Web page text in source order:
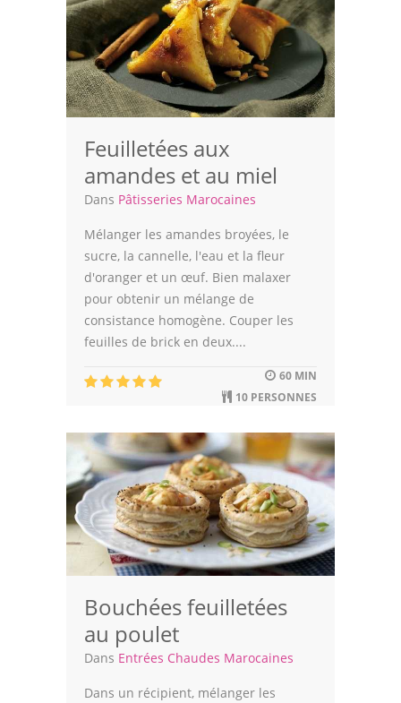
Volailles
Poissons
Soupes
Pâtisseries
Epices
Recettes Marocaine
Couscous
Tajines
Viandes
Poissons
Cuisines Orientales
Pâtisseries Orientales
Recettes marocaine
Cuisine Algérienne
Cuisine Tunisienne
Cuisine Juive
Cuisine Libanaise
Feuilletées aux
amandes et au miel
Dans Pâtisseries Marocaines
Mélanger les amandes broyées, le
sucre, la cannelle, l'eau et la fleur
d'oranger et un œuf. Bien malaxer
pour obtenir un mélange de
consistance homogène. Couper les
feuilles de brick en deux....
60 MIN
10 PERSONNES
Bouchées feuilletées
au poulet
Dans Entrées Chaudes Marocaines
Dans un récipient, mélanger les